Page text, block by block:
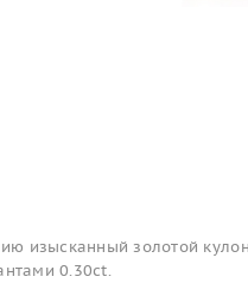
изысканный золотой
0.30ct.